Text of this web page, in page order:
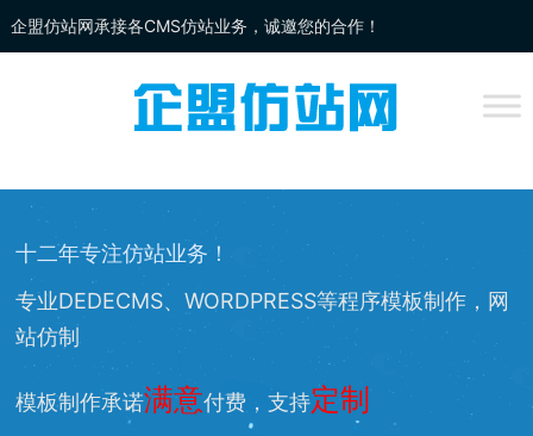
企盟仿站网承接各CMS仿站业务，诚邀您的合作！
DEDECMS仿站 、WORDPRESS仿站
、网站兼容等服务，欢迎您的访问！
十二年专注仿站业务！
专业DEDECMS、WORDPRESS等程序模板制作，网
站仿制
模板制作承诺满意付费，支持定制